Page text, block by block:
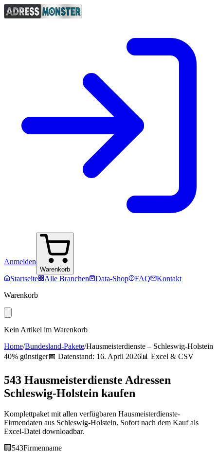
Anmelden
Warenkorb
Startseite Alle Branchen Data-Shop FAQ
Kontakt
Warenkorb
Kein Artikel im Warenkorb
Home/Bundesland-Pakete/Hausmeisterdienste – Schleswig-Holstein
40% günstiger📅 Datenstand: 16. April 2026📊 Excel & CSV
543 Hausmeisterdienste Adressen
Schleswig-Holstein kaufen
Komplettpaket mit allen verfügbaren Hausmeisterdienste-
Firmendaten aus Schleswig-Holstein. Sofort nach dem Kauf als
Excel-Datei downloadbar.
🏢 543Firmenname